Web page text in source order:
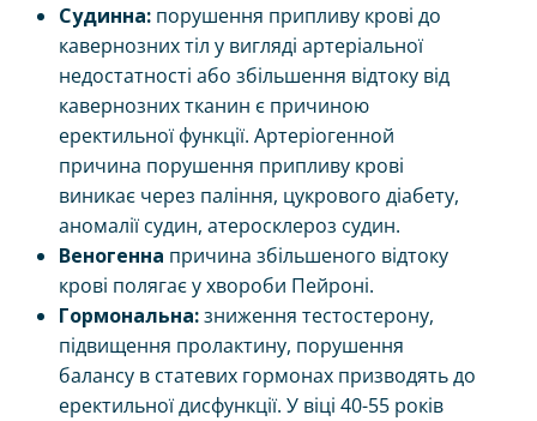
Судинна: ​​порушення припливу крові до
кавернозних тіл у вигляді артеріальної
недостатності або збільшення відтоку від
кавернозних тканин є причиною
еректильної функції. Артеріогенной
причина порушення припливу крові
виникає через паління, цукрового діабету,
аномалії судин, атеросклероз судин.
Веногенна причина збільшеного відтоку
крові полягає у хвороби Пейроні.
Гормональна:зниження тестостерону,
підвищення пролактину, порушення
балансу в статевих гормонах призводять до
еректильної дисфункції. У віці 40-55 років